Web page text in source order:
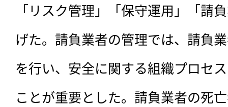
「リスク管理」「保守運用」「請
げた。請負業者の管理では、請負
を行い、安全に関する組織プロセ
ことが重要とした。請負業者の死